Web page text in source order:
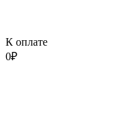
К оплате
0₽